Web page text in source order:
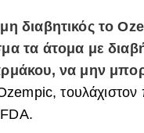
διαβητικός το
τα άτομα με
να μην
,
FDA.